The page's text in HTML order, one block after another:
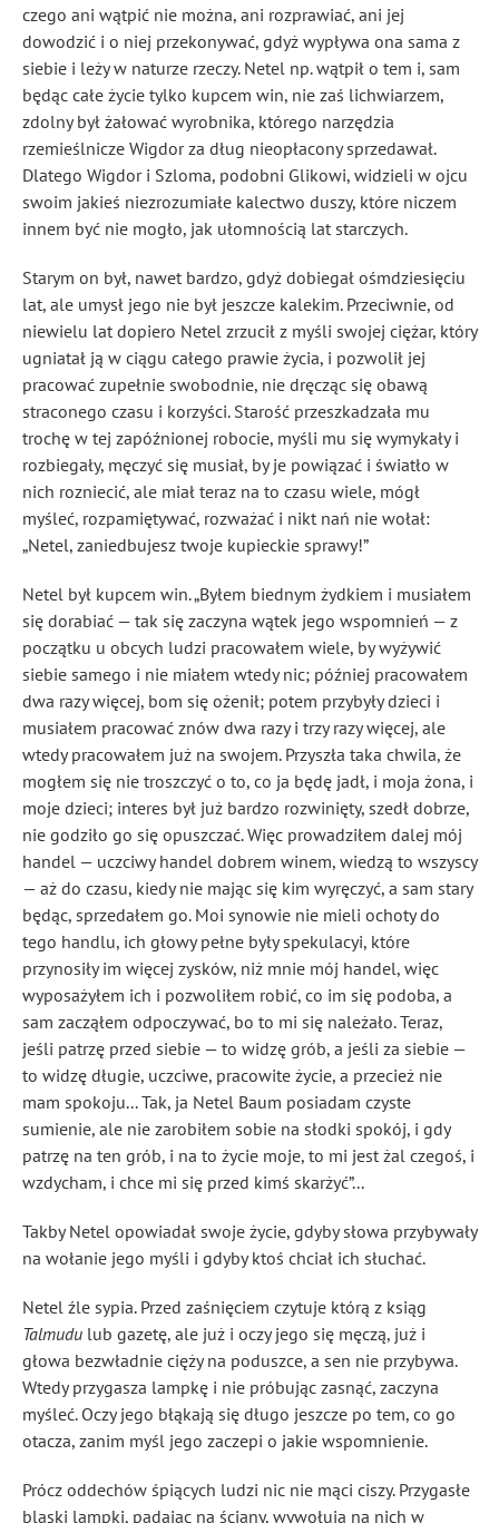
czego ani wątpić nie można, ani rozprawiać, ani jej
dowodzić i o niej przekonywać, gdyż wypływa ona sama z
siebie i leży w naturze rzeczy. Netel np. wątpił o tem i, sam
będąc całe życie tylko kupcem win, nie zaś lichwiarzem,
zdolny był żałować wyrobnika, którego narzędzia
rzemieślnicze Wigdor za dług nieopłacony sprzedawał.
Dlatego Wigdor i Szloma, podobni Glikowi, widzieli w ojcu
swoim jakieś niezrozumiałe kalectwo duszy, które niczem
innem być nie mogło, jak ułomnością lat starczych.
Starym on był, nawet bardzo, gdyż dobiegał ośmdziesięciu
lat, ale umysł jego nie był jeszcze kalekim. Przeciwnie, od
niewielu lat dopiero Netel zrzucił z myśli swojej ciężar, który
ugniatał ją w ciągu całego prawie życia, i pozwolił jej
pracować zupełnie swobodnie, nie dręcząc się obawą
straconego czasu i korzyści. Starość przeszkadzała mu
trochę w tej zapóźnionej robocie, myśli mu się wymykały i
rozbiegały, męczyć się musiał, by je powiązać i światło w
nich rozniecić, ale miał teraz na to czasu wiele, mógł
myśleć, rozpamiętywać, rozważać i nikt nań nie wołał:
„Netel, zaniedbujesz twoje kupieckie sprawy!”
Netel był kupcem win. „Byłem biednym żydkiem i musiałem
się dorabiać — tak się zaczyna wątek jego wspomnień — z
początku u obcych ludzi pracowałem wiele, by wyżywić
siebie samego i nie miałem wtedy nic; później pracowałem
dwa razy więcej, bom się ożenił; potem przybyły dzieci i
musiałem pracować znów dwa razy i trzy razy więcej, ale
wtedy pracowałem już na swojem. Przyszła taka chwila, że
mogłem się nie troszczyć o to, co ja będę jadł, i moja żona, i
moje dzieci; interes był już bardzo rozwinięty, szedł dobrze,
nie godziło go się opuszczać. Więc prowadziłem dalej mój
handel — uczciwy handel dobrem winem, wiedzą to wszyscy
— aż do czasu, kiedy nie mając się kim wyręczyć, a sam stary
będąc, sprzedałem go. Moi synowie nie mieli ochoty do
tego handlu, ich głowy pełne były spekulacyi, które
przynosiły im więcej zysków, niż mnie mój handel, więc
wyposażyłem ich i pozwoliłem robić, co im się podoba, a
sam zacząłem odpoczywać, bo to mi się należało. Teraz,
jeśli patrzę przed siebie — to widzę grób, a jeśli za siebie —
to widzę długie, uczciwe, pracowite życie, a przecież nie
mam spokoju... Tak, ja Netel Baum posiadam czyste
sumienie, ale nie zarobiłem sobie na słodki spokój, i gdy
patrzę na ten grób, i na to życie moje, to mi jest żal czegoś, i
wzdycham, i chce mi się przed kimś skarżyć”...
Takby Netel opowiadał swoje życie, gdyby słowa przybywały
na wołanie jego myśli i gdyby ktoś chciał ich słuchać.
Netel źle sypia. Przed zaśnięciem czytuje którą z ksiąg
Talmudu lub gazetę, ale już i oczy jego się męczą, już i
głowa bezwładnie cięży na poduszce, a sen nie przybywa.
Wtedy przygasza lampkę i nie próbując zasnąć, zaczyna
myśleć. Oczy jego błąkają się długo jeszcze po tem, co go
otacza, zanim myśl jego zaczepi o jakie wspomnienie.
Prócz oddechów śpiących ludzi nic nie mąci ciszy. Przygasłe
blaski lampki, padając na ściany, wywołują na nich w